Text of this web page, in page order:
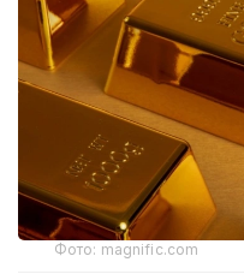
Фото: magnific.com